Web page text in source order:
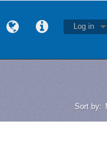
Log in
Sort by: